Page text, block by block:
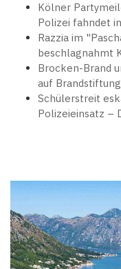
Kölner
Polizei fahndet
Razzia im
beschlagnahmt
Brocken-Brand
auf
Schülerstreit
Polizeieinsatz –